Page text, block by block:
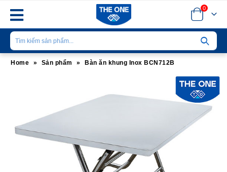
0
Home » Sản phẩm » Bàn ăn khung Inox BCN712B